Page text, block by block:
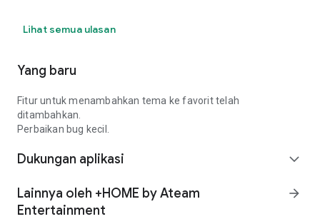
Lihat semua ulasan
Yang baru
Fitur untuk menambahkan tema ke favorit telah
ditambahkan.
Perbaikan bug kecil.
Dukungan aplikasi expand_more
Lainnya oleh +HOME by Ateam
Entertainment
arrow_forward